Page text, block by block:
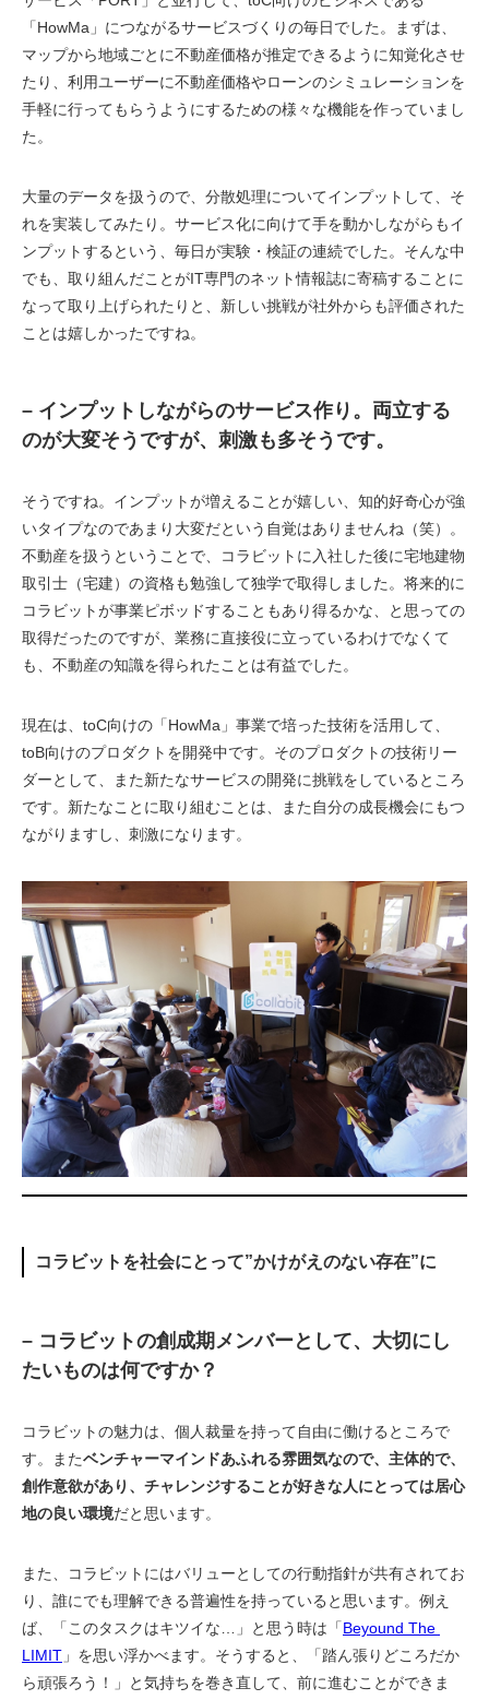
「HowMa」につながるサービスづくりの毎日でした。まずは、
マップから地域ごとに不動産価格が推定できるように知覚化させ
たり、利用ユーザーに不動産価格やローンのシミュレーションを
手軽に行ってもらうようにするための様々な機能を作っていまし
た。
大量のデータを扱うので、分散処理についてインプットして、そ
れを実装してみたり。サービス化に向けて手を動かしながらもイ
ンプットするという、毎日が実験・検証の連続でした。そんな中
でも、取り組んだことがIT専門のネット情報誌に寄稿することに
なって取り上げられたりと、新しい挑戦が社外からも評価された
ことは嬉しかったですね。
– インプットしながらのサービス作り。両立する
のが大変そうですが、刺激も多そうです。
そうですね。インプットが増えることが嬉しい、知的好奇心が強
いタイプなのであまり大変だという自覚はありませんね（笑）。
不動産を扱うということで、コラビットに入社した後に宅地建物
取引士（宅建）の資格も勉強して独学で取得しました。将来的に
コラビットが事業ピボッドすることもあり得るかな、と思っての
取得だったのですが、業務に直接役に立っているわけでなくて
も、不動産の知識を得られたことは有益でした。
現在は、toC向けの「HowMa」事業で培った技術を活用して、
toB向けのプロダクトを開発中です。そのプロダクトの技術リー
ダーとして、また新たなサービスの開発に挑戦をしているところ
です。新たなことに取り組むことは、また自分の成長機会にもつ
ながりますし、刺激になります。
コラビットを社会にとって”かけがえのない存在”に
– コラビットの創成期メンバーとして、大切にし
たいものは何ですか？
コラビットの魅力は、個人裁量を持って自由に働けるところで
す。またベンチャーマインドあふれる雰囲気なので、主体的で、
創作意欲があり、チャレンジすることが好きな人にとっては居心
地の良い環境だと思います。
また、コラビットにはバリューとしての行動指針が共有されてお
り、誰にでも理解できる普遍性を持っていると思います。例え
ば、「このタスクはキツイな…」と思う時は「Beyound The
LIMIT 」を思い浮かべます。そうすると、「踏ん張りどころだか
ら頑張ろう！」と気持ちを巻き直して、前に進むことができま